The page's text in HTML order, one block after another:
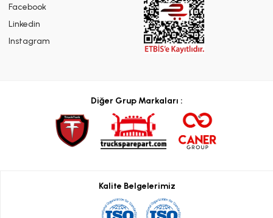
Facebook
Linkedin
Instagram
Diğer Grup Markaları :
Kalite Belgelerimiz